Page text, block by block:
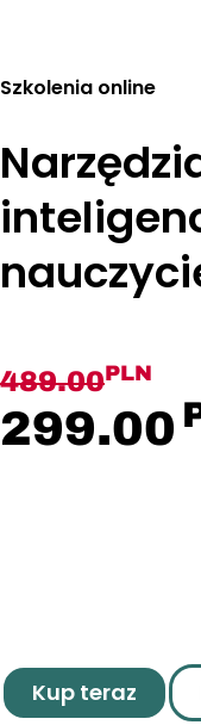
Szkolenia online
489.00PLN
299.00
Kup teraz